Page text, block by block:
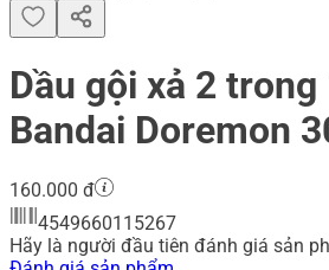
Dầu gội xả 2 trong
Bandai Doremon
160.000 đ
4549660115267
Hãy là người đầu tiên đánh giá sản